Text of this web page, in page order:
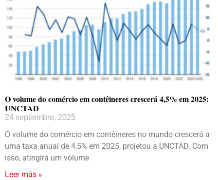
O volume do comércio em contêineres crescerá 4,5% em 2025:
UNCTAD
24 septiembre, 2025
O volume do comércio em contêineres no mundo crescerá a
uma taxa anual de 4,5% em 2025, projetou a UNCTAD. Com
isso, atingirá um volume
Leer más »